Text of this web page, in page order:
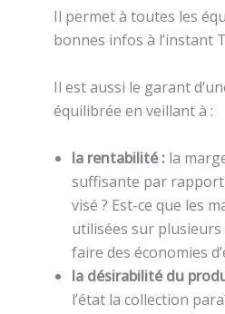
Il permet à toutes les
bonnes infos à l’instant
Il est aussi le garant
équilibrée en veillant à :
la rentabilité :la
suffisante par
visé ? Est-ce que les
utilisées sur
faire des économies
la désirabilité du
l’état la collection